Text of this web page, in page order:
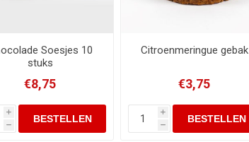
Soesjes 10
stuks
€8,75
i
h
Citroenmeringue gebak
€3,75
i
h